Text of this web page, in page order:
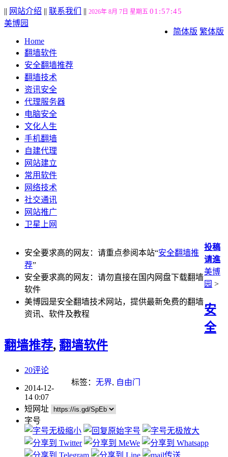
|| 网站介绍 || 联系我们 || 2026年 8月 7日 星期五 01:57:46
简体版 繁体版
美博园
Home
翻墙软件
安全翻墙推荐
翻墙技术
资讯安全
代理服务器
电脑安全
文化人生
手机翻墙
自建代理
网站建立
常用软件
网络技术
社交通讯
网站推广
卫星上网
安全要求高的网友：请重点参阅本站“安全翻墙推
荐”
安全要求高的网友：请勿直接在国内网盘下载翻墙
软件
美博园是安全翻墙技术网站，提供最新免费的翻墙
资讯、软件及教程
投稿
请進
美博
园 >
安
全
翻墙推荐, 翻墙软件
20评论
标签： 无界, 自由门
2014-12-
14 0:07
短网址
字号